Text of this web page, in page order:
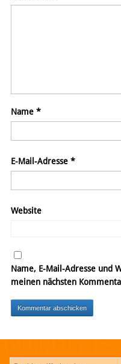
Name *
E-Mail-Adresse *
Website
Name, E-Mail-Adresse und
meinen nächsten